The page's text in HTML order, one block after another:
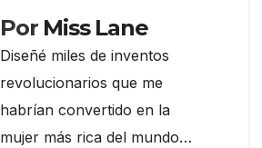
Por Miss Lane
Diseñé miles de inventos
revolucionarios que me
habrían convertido en la
mujer más rica del mundo…